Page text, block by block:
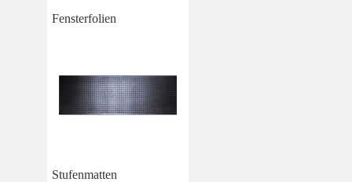
Fensterfolien
Stufenmatten